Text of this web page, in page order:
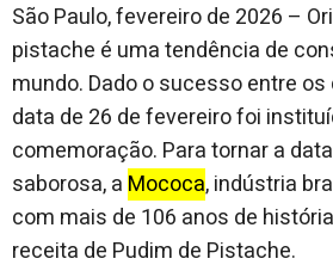
São Paulo, fevereiro de 2026 –
pistache é uma tendência de
mundo. Dado o sucesso entre
data de 26 de fevereiro foi
comemoração. Para tornar a
saborosa, a Mococa, indústria
com mais de 106 anos de
receita de Pudim de Pistache.